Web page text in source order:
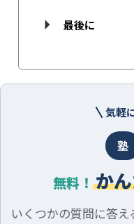
最後に
気軽
塾
無料！ か
いくつかの質問に答